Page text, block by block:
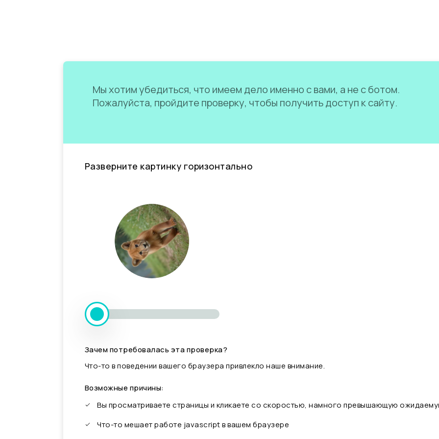
Мы хотим убедиться, что имеем дело именно с вами, а не с ботом.
Пожалуйста, пройдите проверку, чтобы получить доступ к сайту.
Разверните картинку горизонтально
Зачем потребовалась эта проверка?
Что-то в поведении вашего браузера привлекло наше внимание.
Возможные причины:
Вы просматриваете страницы и кликаете со скоростью, намного превышающую
Что-то мешает работе javascript в вашем браузере